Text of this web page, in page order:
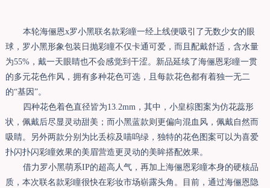
本轮海俪恩x罗小黑联名款彩瞳一经上线便吸引了无数少女的眼
球，罗小黑形象包装日抛彩瞳不仅卡通可爱，而且配戴舒适，含水量
为55%，戴一天眼睛也不会感觉到干涩。新品延续了海俪恩彩瞳一贯
的多元花色作风，拥有多种花色可选，且每款花色都有着独一无二
的“基因”。
四种花色着色直径皆为13.2mm，其中，小皇棕图案为仿花蕊形
状，佩戴后尽显灵动甜美；而小黑蓝款则更偏向混血风，佩戴自然而
吸睛。另外两款分别为比丢棕及喵呜绿，独特的花色图案可以为喜爱
扑闪扑闪彩瞳效果的美眉营造更灵动的美眸搭配效果。
借力罗小黑萌系IP的超高人气，再加上海俪恩彩瞳本身的硬核品
质，本次联名款彩瞳很快在彩妆市场崭露头角。目前，通过海俪恩隐